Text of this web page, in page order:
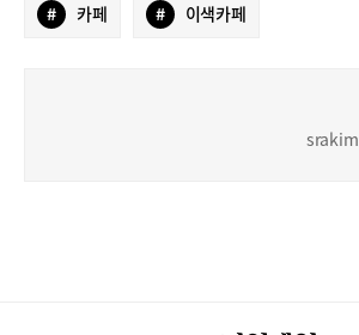
# 카페 # 이색카페